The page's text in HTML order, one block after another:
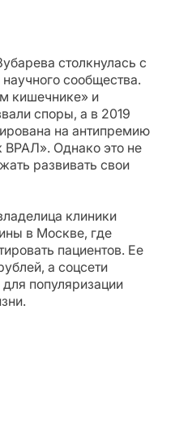
столкнулась с
сообщества.
кишечнике» и
споры, а в 2019
на антипремию
Однако это не
развивать свои
клиники
в Москве, где
пациентов. Ее
а соцсети
популяризации